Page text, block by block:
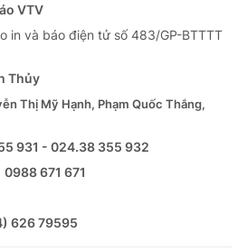
VTV
in và báo điện tử số 483/GP-BTTTT
Thủy
Thị Mỹ Hạnh, Phạm Quốc Thắng,
931 - 024.38 355 932
0988 671 671
626 79595